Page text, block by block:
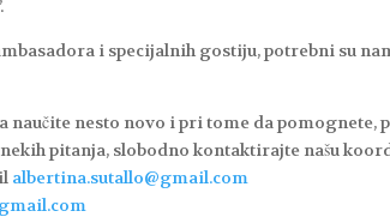
i specijalnih gostiju, potrebni su
naučite nesto novo i pri tome da pomognete,
pitanja, slobodno kontaktirajte našu
albertina.sutallo@gmail.com